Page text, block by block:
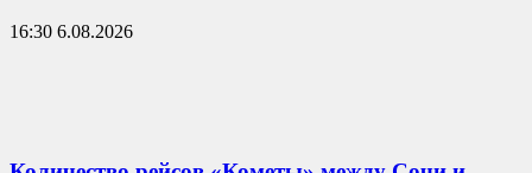
16:30 6.08.2026